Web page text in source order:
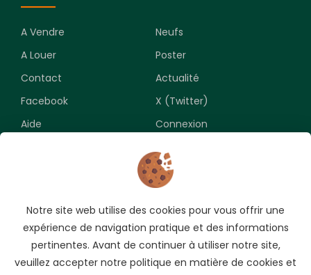
A Vendre
Neufs
A Louer
Poster
Contact
Actualité
Facebook
X (Twitter)
Aide
Connexion
Souscrivez pour recevoir les meilleures opportunités.
Notre site web utilise des cookies pour vous offrir une
expérience de navigation pratique et des informations
pertinentes. Avant de continuer à utiliser notre site,
veuillez accepter notre politique en matière de cookies et